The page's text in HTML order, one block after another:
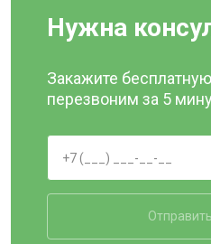
Нужна
Закажите
перезвоним за 5